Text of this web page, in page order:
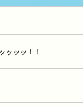
ッッッ！！